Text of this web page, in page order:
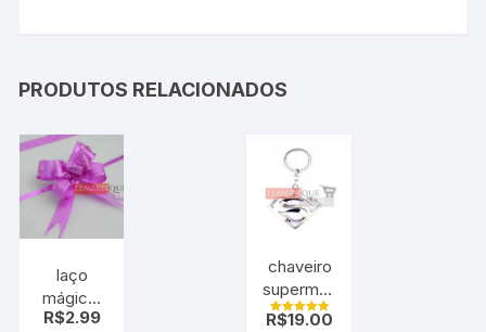
PRODUTOS RELACIONADOS
laço
mágico,
laço fácil,
R$2.99
chaveiro
superman
cromado
Avaliação
R$19.00